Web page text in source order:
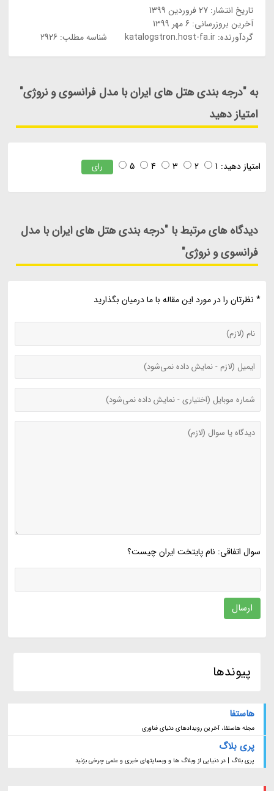
تاریخ انتشار:27 فروردین 1399
آخرین بروزرسانی: 6 مهر 1399
گردآورنده:katalogstron.host-fa.ir شناسه مطلب: 2926
به "درجه بندی هتل های ایران با مدل فرانسوی و نروژی"
امتیاز دهید
امتیاز دهید: 1
2
3
4
5 رای
دیدگاه های مرتبط با "درجه بندی هتل های ایران با مدل
فرانسوی و نروژی"
* نظرتان را در مورد این مقاله با ما درمیان بگذارید
سوال اتفاقی: نام پایتخت ایران چیست؟
ارسال
پیوندها
هاستفا
مجله هاستفا، آخرین رویدادهای دنیای فناوری
پری بلاگ
پری بلاگ | در دنیایی از وبلاگ ها و وبسایتهای خبری و علمی چرخی بزنید